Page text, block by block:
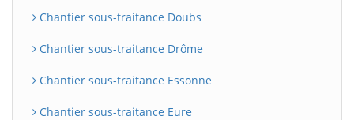
Chantier sous-traitance Doubs
Chantier sous-traitance Drôme
Chantier sous-traitance Essonne
Chantier sous-traitance Eure